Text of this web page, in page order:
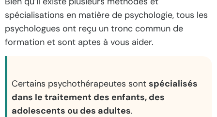
spécialisations en matière de psychologie, tous les
psychologues ont reçu un tronc commun de
formation et sont aptes à vous aider.
Certains psychothérapeutes sont spécialisés
dans le traitement des enfants, des
adolescents ou des adultes.